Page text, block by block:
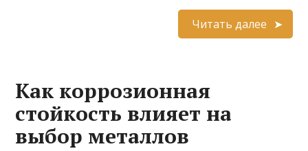
Читать далее
Как коррозионная
стойкость влияет на
выбор металлов